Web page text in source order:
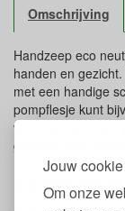
Jouw
Om onze
Omschrijving
Handzeep eco
handen en
met een handige
pompflesje kunt
voor mensen met
geschikt voor
Sonett